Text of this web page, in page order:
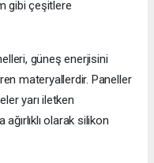
gibi çeşitlere
güneş enerjisini
materyallerdir. Paneller
yarı iletken
ağırlıklı olarak silikon